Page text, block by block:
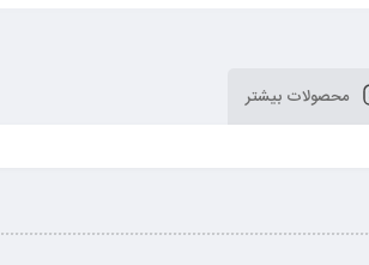
محصولات بیشتر